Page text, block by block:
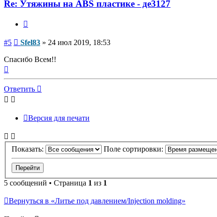
Re: Утяжины на ABS пластике - де3127
#5 Сообщение
Sfel83 » 24 июл 2019, 18:53
Спасибо Всем!!
началу
Ответить
Версия для печати
Показать: Поле сортировки:
5 сообщений • Страница 1 из 1
Вернуться в «Литье под давлением/Injection molding»